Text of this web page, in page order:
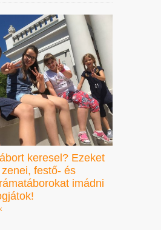
keresel? Ezeket
festő- és
imádni